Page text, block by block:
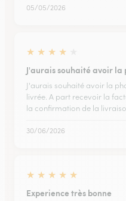
05/05/2026
★ ★ ★ ★
J'aurais souhaité avoir
J'aurais souhaité avoir la
livrée. A part recevoir la
la confirmation de la
30/06/2026
★ ★ ★ ★ ★
Experience très bonne